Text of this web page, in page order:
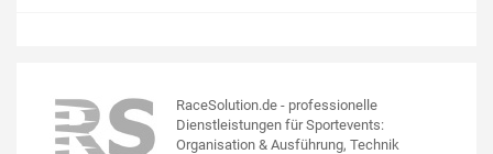
RaceSolution.de - professionelle
Dienstleistungen für Sportevents:
Organisation & Ausführung, Technik